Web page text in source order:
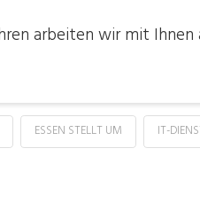
arbeiten wir mit
ESSEN STELLT UM IT-